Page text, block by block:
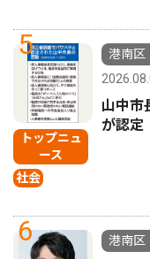
5
トップニュ
ース
社会
港南区
山中市
が認定
6
港南区